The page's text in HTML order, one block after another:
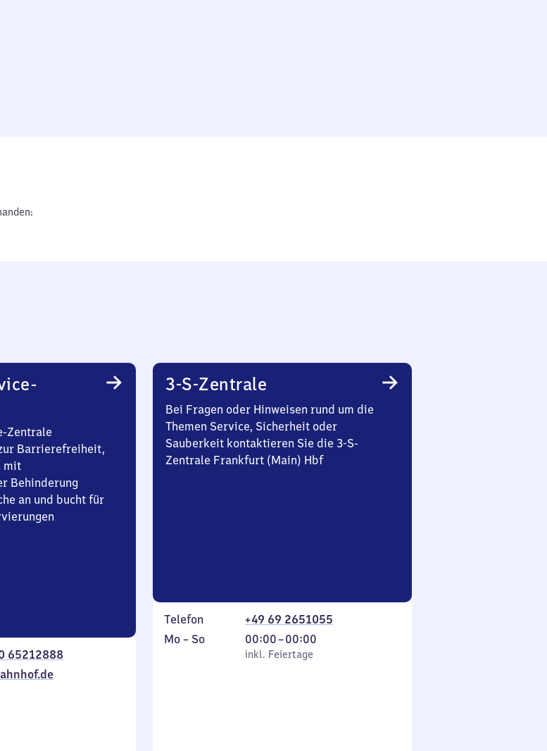
Zentrale
Barrierefreiheit,
mit
Behinderung
an und bucht für
65212888
3-S-Zentrale
Bei Fragen oder Hinweisen rund um die
Themen Service, Sicherheit oder
Sauberkeit kontaktieren Sie die 3-S-
Zentrale Frankfurt (Main) Hbf
Telefon
+49 69 2651055
Montag
Mo – So,
inkl. Feiertage
00:00–00:00
Von
0
inkl. Feiertage